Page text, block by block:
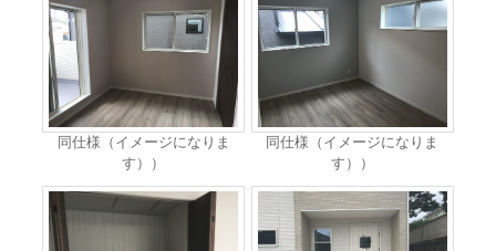
同仕様（イメージになりま
す））
同仕様（イメージになりま
す））